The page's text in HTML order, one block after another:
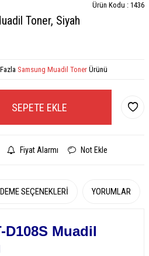
Ürün Kodu : 1436
Toner, Siyah
Samsung Muadil Toner Ürünü
SEPETE EKLE
Fiyat Alarmı Not Ekle
SEÇENEKLERI YORUMLAR
D108S Muadil